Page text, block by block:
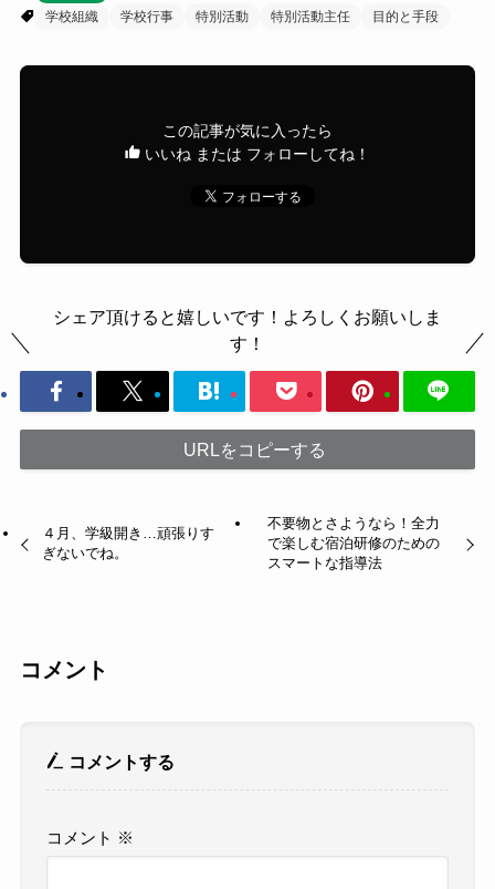
学校組織
学校行事 特別活動 特別活動主任 目的と手段
この記事が気に入ったら
いいね または フォローしてね！
シェア頂けると嬉しいです！よろしくお願いしま
す！
URLをコピーする
４月、学級開き…頑張りす
ぎないでね。
不要物とさようなら！全力
で楽しむ宿泊研修のための
スマートな指導法
コメント
コメントする
コメント ※